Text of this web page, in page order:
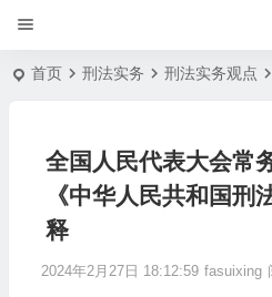
首页 刑法实务 刑法实务观点
全国人民代表大会常
《中华人民共和国刑
释
2024年2月27日 18:12:59 fasuixing